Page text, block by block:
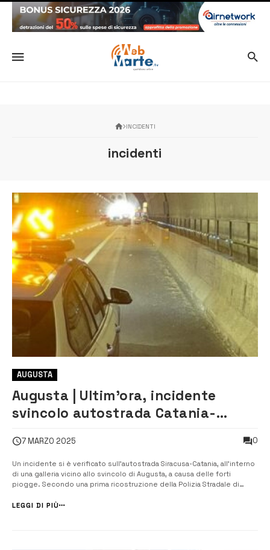
INCIDENTI
incidenti
AUGUSTA
Augusta | Ultim’ora, incidente
svincolo autostrada Catania-
7 MARZO 2025 0
Un incidente si è verificato sull’autostrada Siracusa-Catania, all’interno
di una galleria vicino allo svincolo di Augusta, a causa delle forti
piogge. Secondo una prima ricostruzione della Polizia Stradale di
probabilmente a causa dell’aquaplaning: a...
LEGGI DI PIÙ